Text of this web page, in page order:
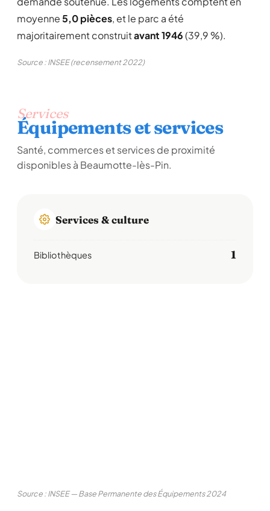
moyenne5,0 pièces, et le parc a été
majoritairement construitavant 1946(39,9 %).
Source : INSEE (recensement 2022)
Services
Équipements et services
Santé, commerces et services de proximité
disponibles à Beaumotte-lès-Pin.
Services & culture
Bibliothèques 1
Source : INSEE — Base Permanente des Équipements 2024